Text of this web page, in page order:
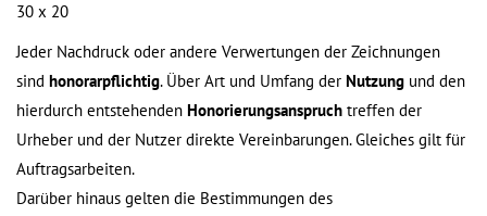
30 x 20
Jeder Nachdruck oder andere Verwertungen der Zeichnungen
sind honorarpflichtig. Über Art und Umfang der Nutzung und den
hierdurch entstehenden Honorierungsanspruch treffen der
Urheber und der Nutzer direkte Vereinbarungen. Gleiches gilt für
Auftragsarbeiten.
Darüber hinaus gelten die Bestimmungen des